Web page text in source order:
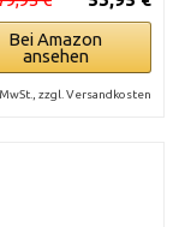
Bei Amazon
ansehen
zzgl. Versandkosten